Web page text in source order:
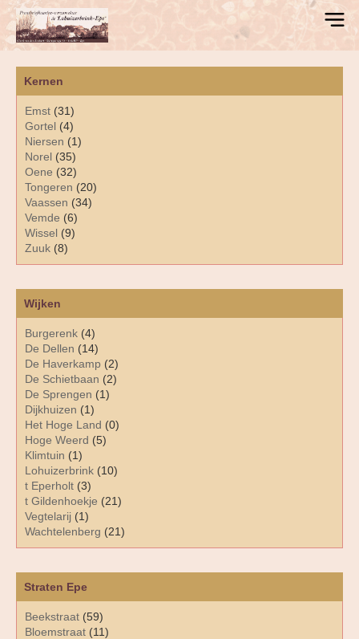
Kernen
Emst (31)
Gortel (4)
Niersen (1)
Norel (35)
Oene (32)
Tongeren (20)
Vaassen (34)
Vemde (6)
Wissel (9)
Zuuk (8)
Straten Epe
Beekstraat (59)
Bloemstraat (11)
Wijken
Burgerenk (4)
De Dellen (14)
De Haverkamp (2)
De Schietbaan (2)
De Sprengen (1)
Dijkhuizen (1)
Het Hoge Land (0)
Hoge Weerd (5)
Klimtuin (1)
Lohuizerbrink (10)
t Eperholt (3)
t Gildenhoekje (21)
Vegtelarij (1)
Wachtelenberg (21)